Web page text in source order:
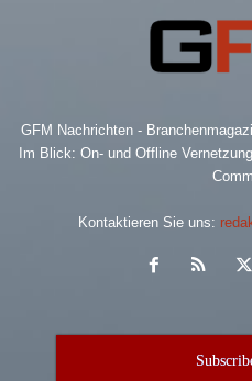
GFM Nachrichten -
Im Blick: On- und Offline
Kontaktieren Sie uns: